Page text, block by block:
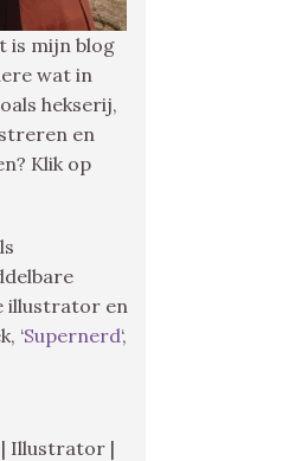
is mijn blog
wat in
hekserij,
en
Klik op
illustrator en
‘Supernerd‘,
| Illustrator |